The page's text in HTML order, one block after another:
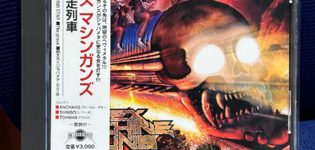
YouTube
会社情報